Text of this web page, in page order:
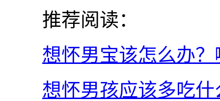
推荐阅读：
想怀男宝该怎么办
想怀男孩应该多吃